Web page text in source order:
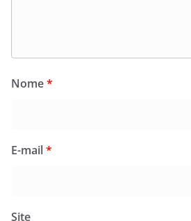
Nome*
E-mail*
Site